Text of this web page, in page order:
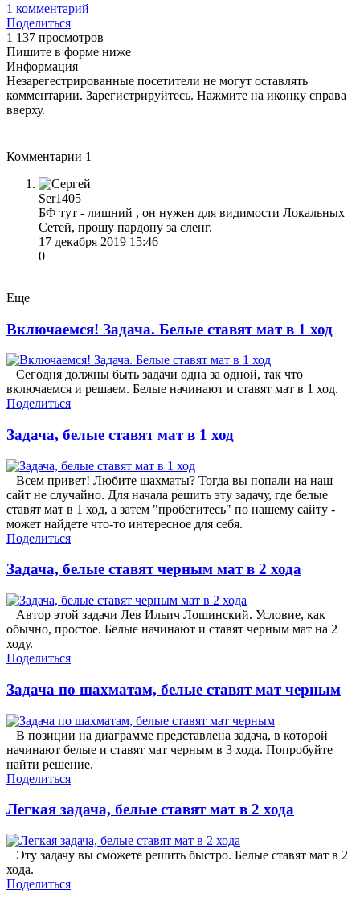
1 комментарий
Поделиться
1 137 просмотров
Пишите в форме ниже
Информация
Незарегестрированные посетители не могут оставлять
комментарии. Зарегистрируйтесь. Нажмите на иконку справа
вверху.
Комментарии 1
Ser1405
БФ тут - лишний , он нужен для видимости Локальных
Сетей, прошу пардону за сленг.
17 декабря 2019 15:46
0
Еще
Включаемся! Задача. Белые ставят мат в 1 ход
Сегодня должны быть задачи одна за одной, так что
включаемся и решаем. Белые начинают и ставят мат в 1 ход.
Поделиться
Задача, белые ставят мат в 1 ход
Всем привет! Любите шахматы? Тогда вы попали на наш
сайт не случайно. Для начала решить эту задачу, где белые
ставят мат в 1 ход, а затем "пробегитесь" по нашему сайту -
может найдете что-то интересное для себя.
Поделиться
Задача, белые ставят черным мат в 2 хода
Автор этой задачи Лев Ильич Лошинский. Условие, как
обычно, простое. Белые начинают и ставят черным мат на 2
ходу.
Поделиться
Задача по шахматам, белые ставят мат черным
В позиции на диаграмме представлена задача, в которой
начинают белые и ставят мат черным в 3 хода. Попробуйте
найти решение.
Поделиться
Легкая задача, белые ставят мат в 2 хода
Эту задачу вы сможете решить быстро. Белые ставят мат в 2
хода.
Поделиться